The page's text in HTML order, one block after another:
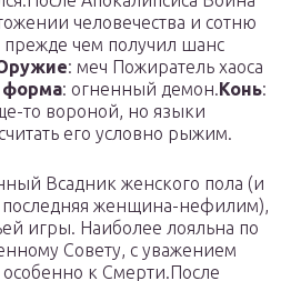
человечества и сотню
прежде чем получил шанс
: меч Пожиратель хаоса
форма: огненный демон.Конь:
то вороной, но языки
его условно рыжим.
Всадник женского пола (и
последняя женщина-нефилим),
игры. Наиболее лояльна по
Совету, с уважением
особенно к Смерти.После